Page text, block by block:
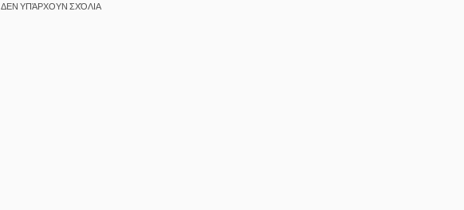
ΔΕΝ ΥΠΆΡΧΟΥΝ ΣΧΌΛΙΑ